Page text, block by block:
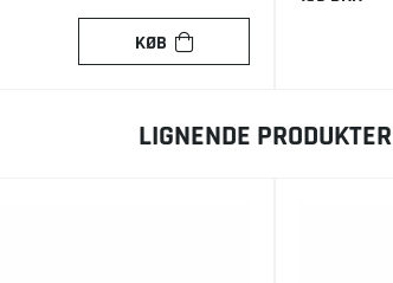
KØB
LIGNENDE PRODUKTER